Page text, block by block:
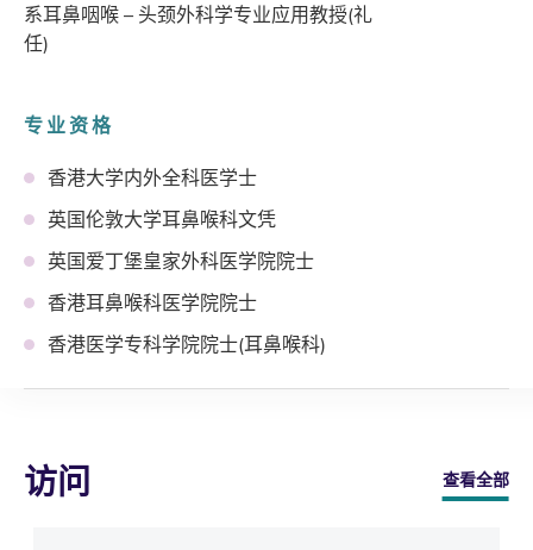
系耳鼻咽喉 – 头颈外科学专业应用教授(礼
任)
专业资格
香港大学内外全科医学士
英国伦敦大学耳鼻喉科文凭
英国爱丁堡皇家外科医学院院士
香港耳鼻喉科医学院院士
香港医学专科学院院士(耳鼻喉科)
访问 查看全部